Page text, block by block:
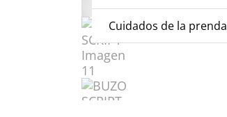
Cuidados de la prenda